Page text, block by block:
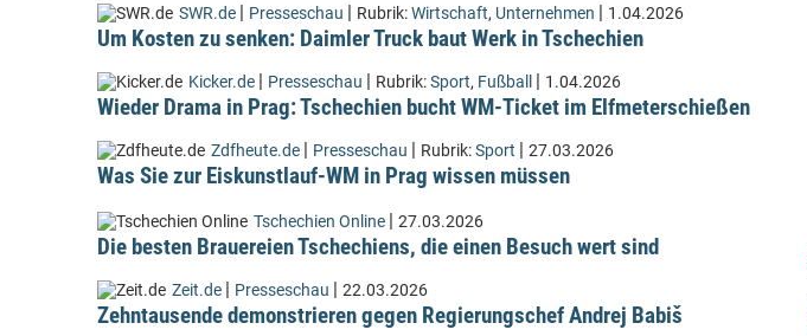
SWR.de | Presseschau | Rubrik:Wirtschaft, Unternehmen | 1.04.2026
Um Kosten zu senken: Daimler Truck baut Werk in Tschechien
Kicker.de | Presseschau | Rubrik:Sport, Fußball | 1.04.2026
Wieder Drama in Prag: Tschechien bucht WM-Ticket im Elfmeterschießen
Zdfheute.de | Presseschau | Rubrik:Sport | 27.03.2026
Was Sie zur Eiskunstlauf-WM in Prag wissen müssen
Tschechien Online | 27.03.2026
Die besten Brauereien Tschechiens, die einen Besuch wert sind
Zeit.de | Presseschau | 22.03.2026
Zehntausende demonstrieren gegen Regierungschef Andrej Babiš